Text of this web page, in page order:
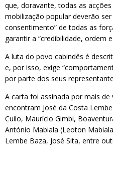
que, doravante, todas as
mobilização popular deverão
consentimento” de todas as
garantir a “credibilidade, ordem
A luta do povo cabindês é
e, por isso, exige
por parte dos seus
A carta foi assinada por mais
encontram José da Costa
Cuilo, Maurício Gimbi,
António Mabiala (Leoton
Lembe Baza, José Sita, entre